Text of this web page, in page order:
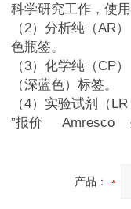
科学研究工作，使用
（2）分析纯（AR
色瓶签。
（3）化学纯（CP
（深蓝色）标签。
（4）实验试剂（
”报价 Amresco
产品：